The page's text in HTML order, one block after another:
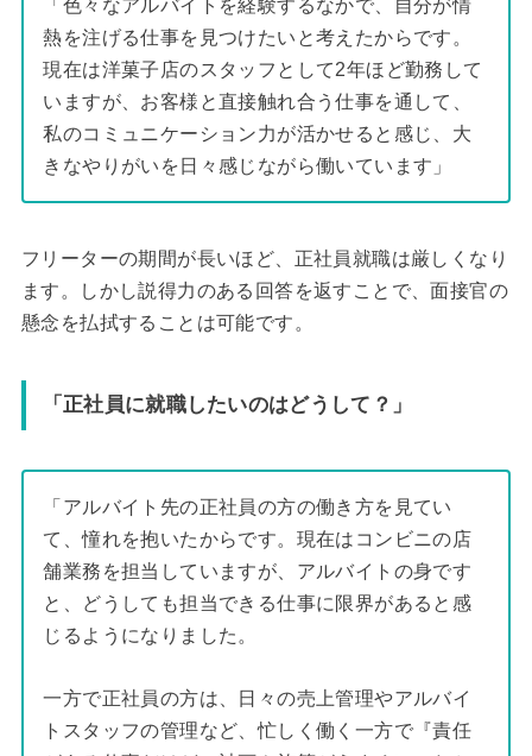
「色々なアルバイトを経験するなかで、自分が情
熱を注げる仕事を見つけたいと考えたからです。
現在は洋菓子店のスタッフとして2年ほど勤務して
いますが、お客様と直接触れ合う仕事を通して、
私のコミュニケーション力が活かせると感じ、大
きなやりがいを日々感じながら働いています」
フリーターの期間が長いほど、正社員就職は厳しくなり
ます。しかし説得力のある回答を返すことで、面接官の
懸念を払拭することは可能です。
「正社員に就職したいのはどうして？」
「アルバイト先の正社員の方の働き方を見てい
て、憧れを抱いたからです。現在はコンビニの店
舗業務を担当していますが、アルバイトの身です
と、どうしても担当できる仕事に限界があると感
じるようになりました。
一方で正社員の方は、日々の売上管理やアルバイ
トスタッフの管理など、忙しく働く一方で『責任